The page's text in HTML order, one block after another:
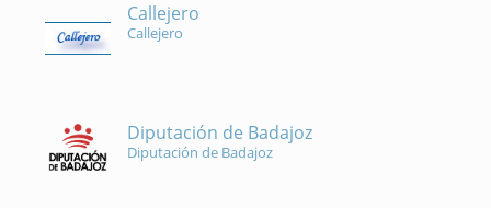
Callejero
Callejero
Diputación de Badajoz
Diputación de Badajoz